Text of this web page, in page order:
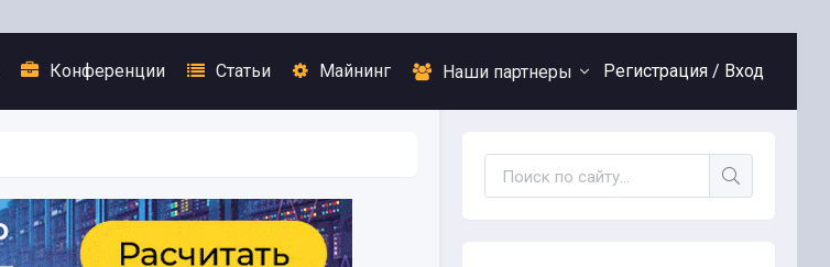
Конференции Статьи Майнинг Наши партнеры Регистрация / Вход